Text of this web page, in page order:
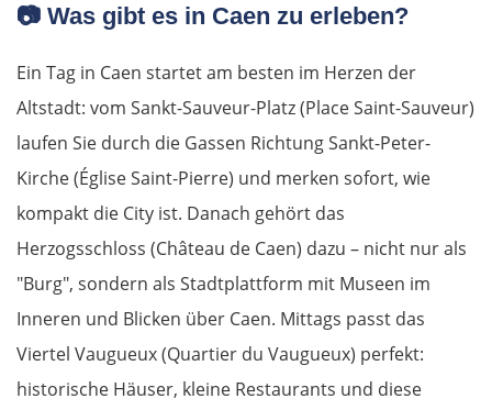
📷 Was gibt es in Caen zu erleben?
Ein Tag in Caen startet am besten im Herzen der
Altstadt: vom Sankt-Sauveur-Platz (Place Saint-Sauveur)
laufen Sie durch die Gassen Richtung Sankt-Peter-
Kirche (Église Saint-Pierre) und merken sofort, wie
kompakt die City ist. Danach gehört das
Herzogsschloss (Château de Caen) dazu – nicht nur als
"Burg", sondern als Stadtplattform mit Museen im
Inneren und Blicken über Caen. Mittags passt das
Viertel Vaugueux (Quartier du Vaugueux) perfekt:
historische Häuser, kleine Restaurants und diese